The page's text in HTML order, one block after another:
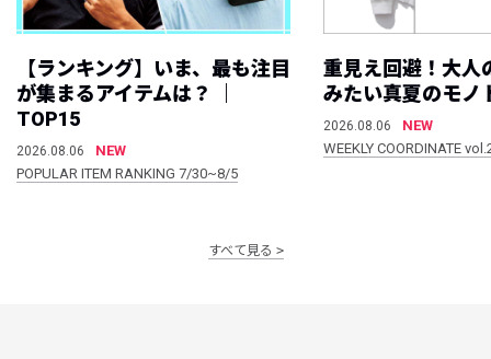
【ランキング】いま、最も注目
が集まるアイテムは？ ｜
TOP15
2026.08.06
NEW
POPULAR ITEM RANKING 7/30~8/5
重見え回避！大人
みたい真夏のモノ
2026.08.06
NEW
WEEKLY COORDINATE
すべて見る